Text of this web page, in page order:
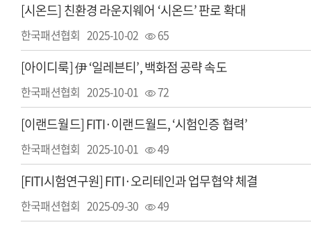
[시온드] 친환경 라운지웨어 ‘시온드’ 판로 확대
한국패션협회 2025-10-02 65
[아이디룩] 伊 ‘일레븐티’, 백화점 공략 속도
한국패션협회 2025-10-01 72
[이랜드월드] FITI·이랜드월드, ‘시험인증 협력’
한국패션협회 2025-10-01 49
[FITI시험연구원] FITI·오리테인과 업무협약 체결
한국패션협회 2025-09-30 49